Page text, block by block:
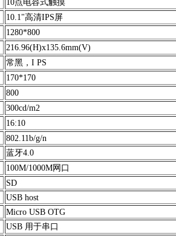
10点电容式触摸
10.1"高清IPS屏
1280*800
216.96(H)x135.6mm(V)
常黑，I PS
170*170
800
300cd/m2
16:10
802.11b/g/n
蓝牙4.0
100M/1000M网口
SD
USB host
Micro USB OTG
USB 用于串口